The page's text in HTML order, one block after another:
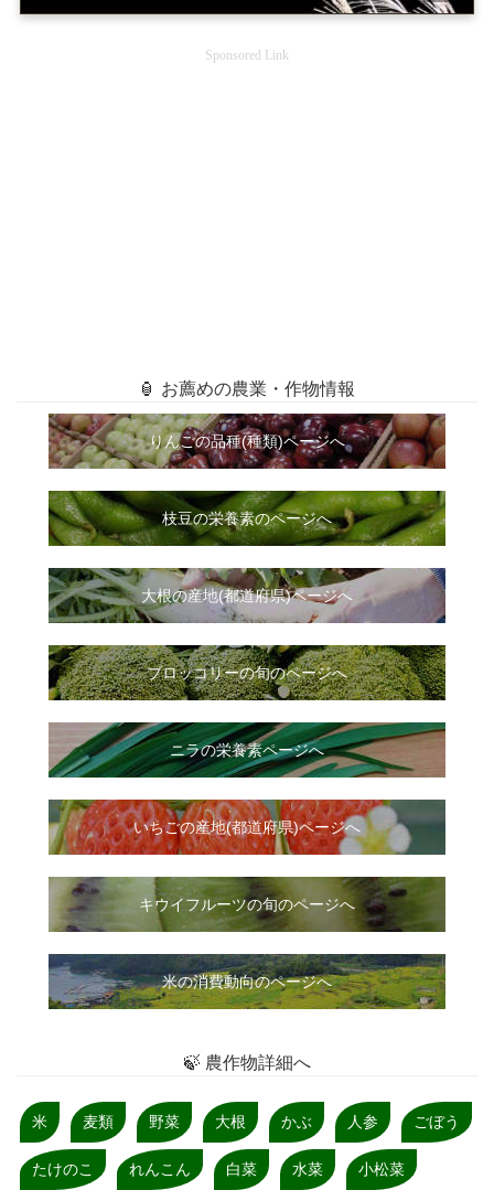
Sponsored Link
🏮 お薦めの農業・作物情報
りんごの品種(種類)ページへ
枝豆の栄養素のページへ
大根の産地(都道府県)ページへ
ブロッコリーの旬のページへ
ニラの栄養素ページへ
いちごの産地(都道府県)ページへ
キウイフルーツの旬のページへ
米の消費動向のページへ
🍃 農作物詳細へ
米 麦類 野菜 大根 かぶ 人参 ごぼう
たけのこ れんこん 白菜 水菜 小松菜